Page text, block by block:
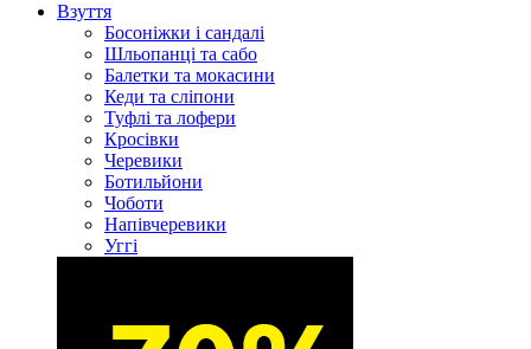
Взуття
Босоніжки і сандалі
Шльопанці та сабо
Балетки та мокасини
Кеди та сліпони
Туфлі та лофери
Кросівки
Черевики
Ботильйони
Чоботи
Напівчеревики
Уггі